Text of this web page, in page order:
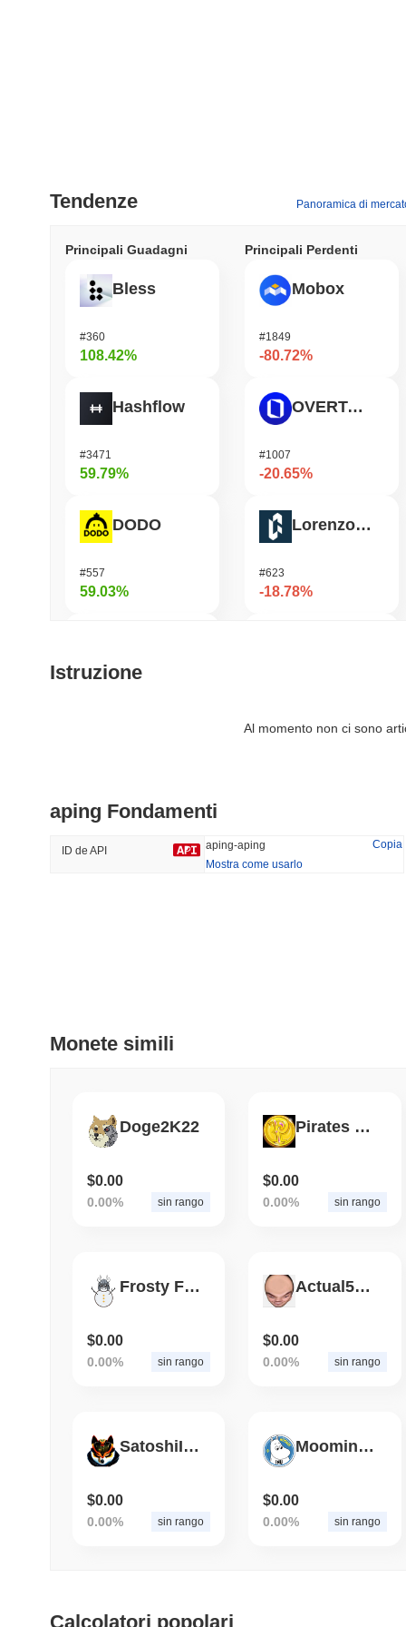
Tendenze Panoramica di
Principali Guadagni
Bless
#360
108.42%
Hashflow
#3471
59.79%
DODO
#557
59.03%
#209
40.34%
Principali Perdenti
Mobox
#1849
-80.72%
OVERTAKE
#1007
-20.65%
Lorenzo Protocol
#623
-18.78%
Istruzione
Al momento non ci sono
aping Fondamenti
ID de API aping-aping
Copia
Mostra come usarlo
Monete simili
Doge2K22
$0.00
0.00% sin rango
Pirates Plunder
$0.00
0.00% sin rango
Frosty Floki V2
$0.00
0.00% sin rango
Actual5Head
$0.00
0.00% sin rango
SatoshiInu
$0.00
0.00% sin rango
Moomin Inu
$0.00
0.00% sin rango
Calcolatori popolari